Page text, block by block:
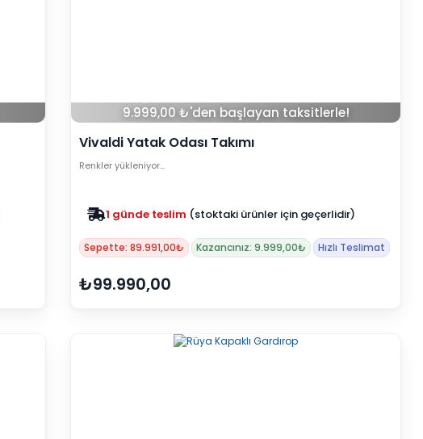
9.999,00 ₺'den başlayan taksitlerle!
Vivaldi Yatak Odası Takımı
Renkler yükleniyor…
1 günde teslim (stoktaki ürünler için geçerlidir)
Zam yok
2025 fiyatları devam ediyor
Sepette: 89.991,00₺ Kazancınız: 9.999,00₺ Hızlı Teslimat
₺99.990,00